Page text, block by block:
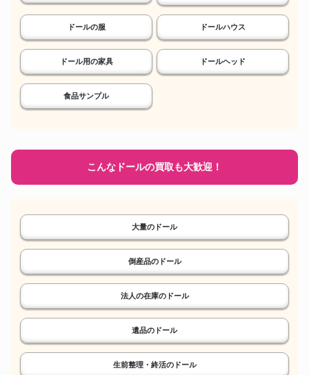
ドールの服 ドールハウス
ドール用の家具 ドールヘッド
食品サンプル
こんなドールの買取も大歓迎！
大量のドール
倒産品のドール
法人の在庫のドール
遺品のドール
生前整理・終活のドール